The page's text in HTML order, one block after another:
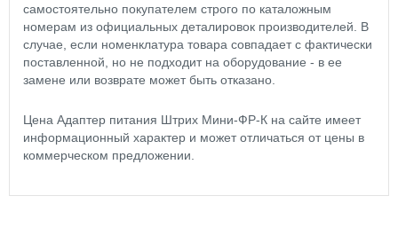
самостоятельно покупателем строго по каталожным
номерам из официальных деталировок производителей. В
случае, если номенклатура товара совпадает с фактически
поставленной, но не подходит на оборудование - в ее
замене или возврате может быть отказано.
Цена Адаптер питания Штрих Мини-ФР-К на сайте имеет
информационный характер и может отличаться от цены в
коммерческом предложении.